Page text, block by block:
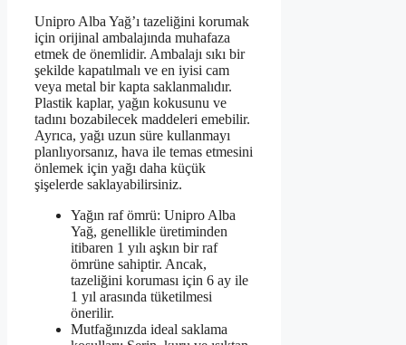
Unipro Alba Yağ’ı tazeliğini korumak
için orijinal ambalajında muhafaza
etmek de önemlidir. Ambalajı sıkı bir
şekilde kapatılmalı ve en iyisi cam
veya metal bir kapta saklanmalıdır.
Plastik kaplar, yağın kokusunu ve
tadını bozabilecek maddeleri emebilir.
Ayrıca, yağı uzun süre kullanmayı
planlıyorsanız, hava ile temas etmesini
önlemek için yağı daha küçük
şişelerde saklayabilirsiniz.
Yağın raf ömrü: Unipro Alba
Yağ, genellikle üretiminden
itibaren 1 yılı aşkın bir raf
ömrüne sahiptir. Ancak,
tazeliğini koruması için 6 ay ile
1 yıl arasında tüketilmesi
önerilir.
Mutfağınızda ideal saklama